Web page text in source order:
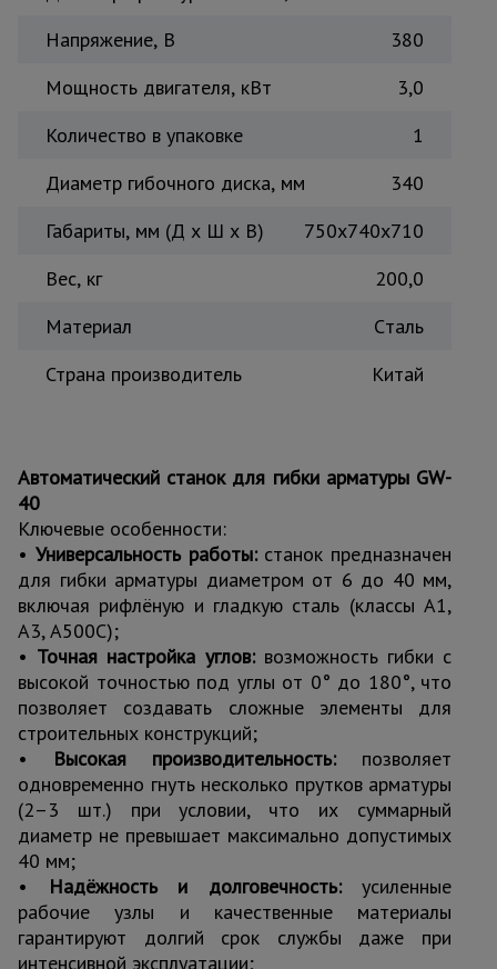
Напряжение, В
380
Мощность двигателя, кВт
3,0
Количество в упаковке
1
Диаметр гибочного диска, мм
340
Габариты, мм (Д х Ш х В)
750х740х710
Вес, кг
200,0
Материал
Cталь
Страна производитель
Китай
Автоматический станок для гибки арматуры GW-
40
Ключевые особенности:
• Универсальность работы:станок предназначен
для гибки арматуры диаметром от 6 до 40 мм,
включая рифлёную и гладкую сталь (классы А1,
А3, А500С);
• Точная настройка углов: возможность гибки с
высокой точностью под углы от 0° до 180°, что
позволяет создавать сложные элементы для
строительных конструкций;
• Высокая производительность: позволяет
одновременно гнуть несколько прутков арматуры
(2–3 шт.) при условии, что их суммарный
диаметр не превышает максимально допустимых
40 мм;
•
Надёжность и долговечность: усиленные
рабочие узлы и качественные материалы
гарантируют долгий срок службы даже при
интенсивной эксплуатации;